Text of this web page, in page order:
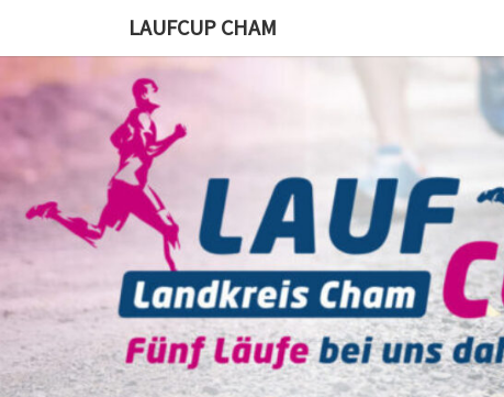
content
LAUFCUP CHAM